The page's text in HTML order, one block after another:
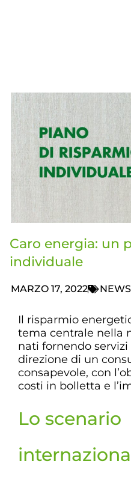
Caro energia: un
individuale
MARZO 17, 2022 NEWS
Il risparmio
tema centrale nella
nati fornendo
direzione di un
consapevole, con
costi in bolletta e
Lo scenario